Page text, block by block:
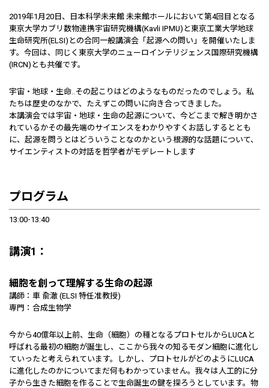
2019年1月20日、日本科学未来館 未来館ホールにおいて第4回目となる
東京大学カブリ数物連携宇宙研究機構(Kavli IPMU)と東京工業大学地球
生命研究所(ELSI)との合同一般講演会「起源への問い」を開催いたしま
す。今回は、同じく東京大学のニューロインテリジェンス国際研究機構
(IRCN)とも共催です。
宇宙・地球・生命..その起こりはどのようなものだったのでしょう。私
たちは歴史のなかで、たえずこの問いに向き合ってきました。
本講演会では宇宙・地球・生命の起源について、今どこまで解き明かさ
れているかその最先端のサイエンスをわかりやすくお話しするととも
に、起源を問うとはどういうことなのかという根源的な話題について、
サイエンティストの対話を哲学者がモデレートします
プログラム
13:00-13:40
講演1：
細胞を創って理解する生命の起源
講師：車 兪澈 (ELSI 特任准教授)
専門：合成生物学
今から40億年以上前、生命（細胞）の種となるプロトセルからLUCAと
呼ばれる最初の細胞が誕生し、ここから我々の知るモダン細胞に進化し
ていったと考えられています。しかし、プロトセルがどのようにLUCA
に進化したのかについてまだ何もわかっていません。我々は人工的に分
子から生きた細胞を作ることで生命誕生の鍵を探ろうとしています。物